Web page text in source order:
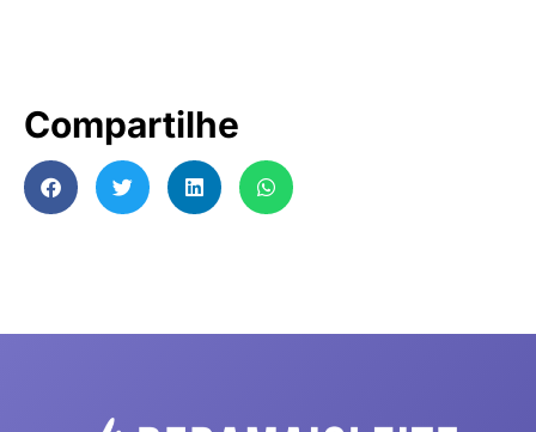
Compartilhe